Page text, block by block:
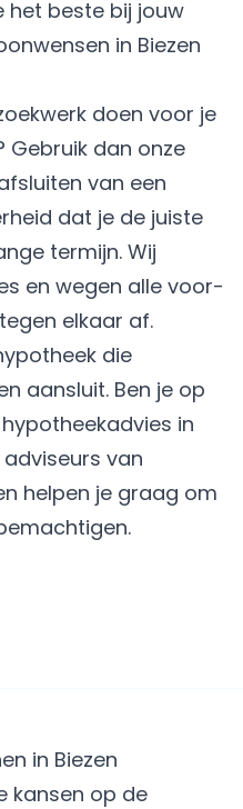
het beste bij jouw
in Biezen
doen voor je
Gebruik dan onze
van een
dat je de juiste
termijn. Wij
en wegen alle voor-
elkaar af.
die
aansluit. Ben je op
in
van
helpen je graag om
in Biezen
kansen op de